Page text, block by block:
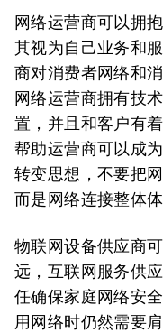
网络运营商可以拥
其视为自己业务和
商对消费者网络和
网络运营商拥有技
置，并且和客户有
帮助运营商可以成
转变思想，不要把
而是网络连接整体
物联网设备供应商
远，互联网服务供
任确保家庭网络安
用网络时仍然需要